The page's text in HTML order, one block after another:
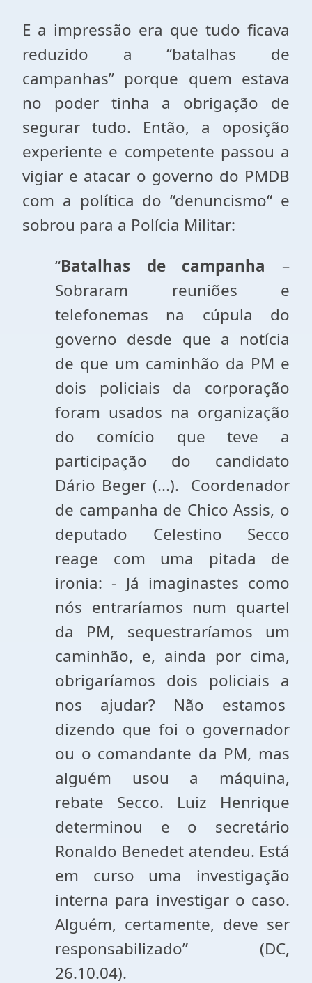
E a impressão era que tudo ficava
reduzido a “batalhas de
campanhas” porque quem estava
no poder tinha a obrigação de
segurar tudo. Então, a oposição
experiente e competente passou a
vigiar e atacar o governo do PMDB
com a política do “denuncismo“ e
sobrou para a Polícia Militar:
“Batalhas de campanha –
Sobraram reuniões e
telefonemas na cúpula do
governo desde que a notícia
de que um caminhão da PM e
dois policiais da corporação
foram usados na organização
do comício que teve a
participação do candidato
Dário Beger (...). Coordenador
de campanha de Chico Assis, o
deputado Celestino Secco
reage com uma pitada de
ironia: - Já imaginastes como
nós entraríamos num quartel
da PM, sequestraríamos um
caminhão, e, ainda por cima,
obrigaríamos dois policiais a
nos ajudar? Não estamos
dizendo que foi o governador
ou o comandante da PM, mas
alguém usou a máquina,
rebate Secco. Luiz Henrique
determinou e o secretário
Ronaldo Benedet atendeu. Está
em curso uma investigação
interna para investigar o caso.
Alguém, certamente, deve ser
responsabilizado” (DC,
26.10.04).